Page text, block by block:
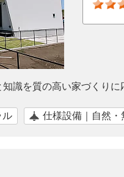
識を質の高い家づくりに
ル 仕様設備｜自然・